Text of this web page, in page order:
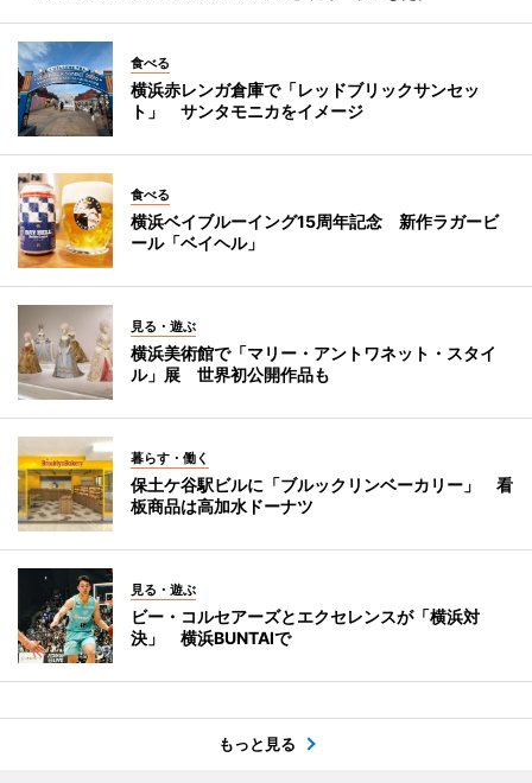
食べる
横浜赤レンガ倉庫で「レッドブリックサンセッ
ト」 サンタモニカをイメージ
食べる
横浜ベイブルーイング15周年記念 新作ラガービ
ール「ベイヘル」
見る・遊ぶ
横浜美術館で「マリー・アントワネット・スタイ
ル」展 世界初公開作品も
暮らす・働く
保土ケ谷駅ビルに「ブルックリンベーカリー」 看
板商品は高加水ドーナツ
見る・遊ぶ
ビー・コルセアーズとエクセレンスが「横浜対
決」 横浜BUNTAIで
もっと見る